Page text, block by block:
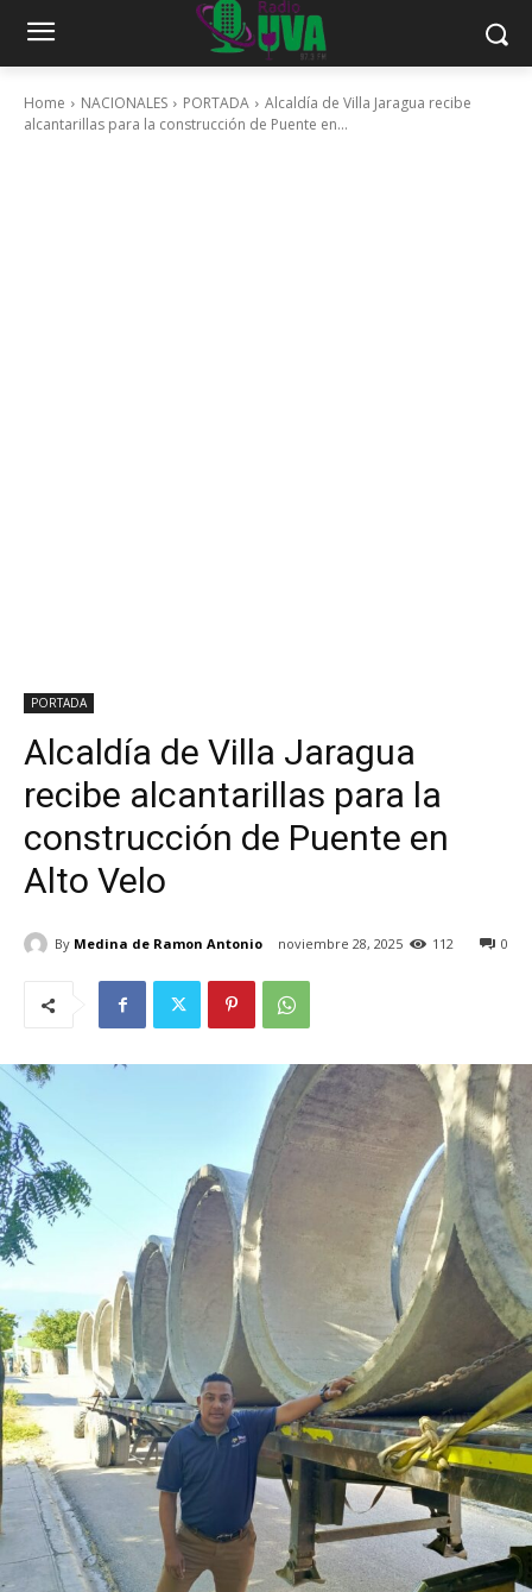
Home NACIONALES PORTADA
Alcaldía de Villa Jaragua recibe
alcantarillas para la construcción de Puente en...
PORTADA
Alcaldía de Villa Jaragua
recibe alcantarillas para la
construcción de Puente en
Alto Velo
By Medina de Ramon Antonio noviembre 28, 2025 0
112